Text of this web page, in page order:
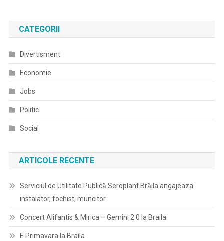
CATEGORII
Divertisment
Economie
Jobs
Politic
Social
ARTICOLE RECENTE
Serviciul de Utilitate Publică Seroplant Brăila angajeaza
instalator, fochist, muncitor
Concert Alifantis & Mirica – Gemini 2.0 la Braila
E Primavara la Braila